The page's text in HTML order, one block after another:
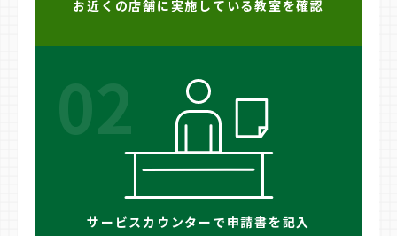
お近くの店舗に実施している教室を確認
02
サービスカウンターで申請書を記入